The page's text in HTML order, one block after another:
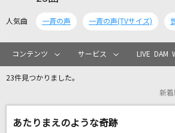
カラオケリクエス
リアルタイムで歌われている
人気曲 一斉の声 一斉の声(TVサイズ)
コンテンツ サービス LIVE DAM
23件見つかりました。
新着
あたりまえのような奇跡